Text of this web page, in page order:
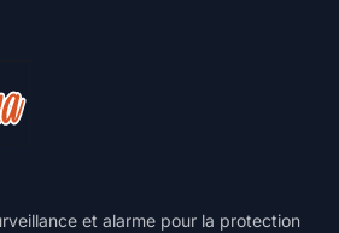
et alarme pour la protection